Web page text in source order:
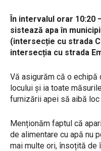
În intervalul orar 10:20
sistează apa în
(intersecție cu strada
intersecția cu strada
Vă asigurăm că o
locului și ia toate
furnizării apei să aibă
Menționăm faptul că
de alimentare cu apă nu
mai multe ori, însoțită de